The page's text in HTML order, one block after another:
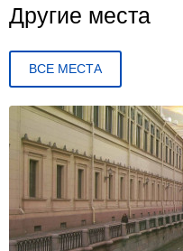
Другие места
ВСЕ МЕСТА